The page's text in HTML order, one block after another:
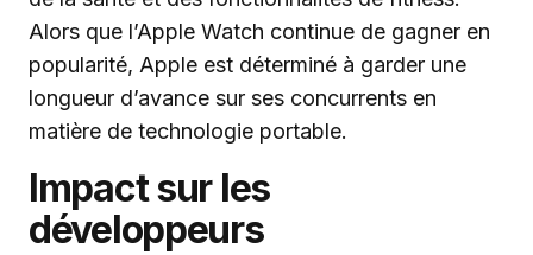
Alors que l’Apple Watch continue de gagner en
popularité, Apple est déterminé à garder une
longueur d’avance sur ses concurrents en
matière de technologie portable.
Impact sur les
développeurs